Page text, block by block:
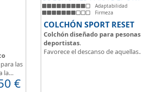
las
la
€
Adaptabilidad
Firmeza
COLCHÓN SPORT RESET
Colchón diseñado para pesonas
deportistas.
Favorece el descanso de aquellas